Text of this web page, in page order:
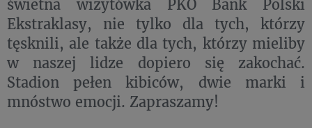
świetna wizytówka PKO Bank Polski
Ekstraklasy, nie tylko dla tych, którzy
tęsknili, ale także dla tych, którzy mieliby
w naszej lidze dopiero się zakochać.
Stadion pełen kibiców, dwie marki i
mnóstwo emocji. Zapraszamy!